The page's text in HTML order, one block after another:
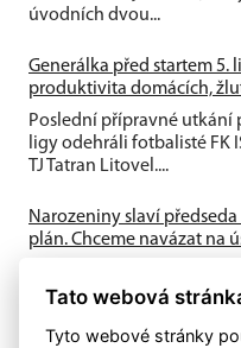
úvodních dvou...
Generálka před startem 5.
produktivita domácích,
Poslední přípravné utkání
ligy odehráli fotbalisté FK
TJ Tatran Litovel....
Narozeniny slaví
plán. Chceme navázat na
výsledky. A-tým obsadil
Tato webová
Tyto webové stránky